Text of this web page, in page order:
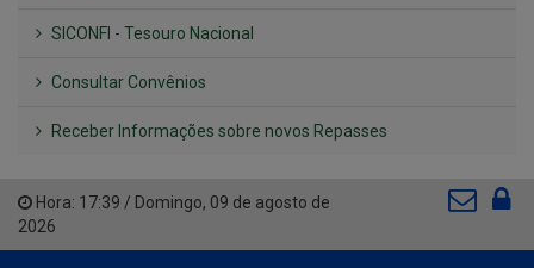
SICONFI - Tesouro Nacional
Consultar Convênios
Receber Informações sobre novos Repasses
Hora: 17:39 / Domingo, 09 de agosto de
2026